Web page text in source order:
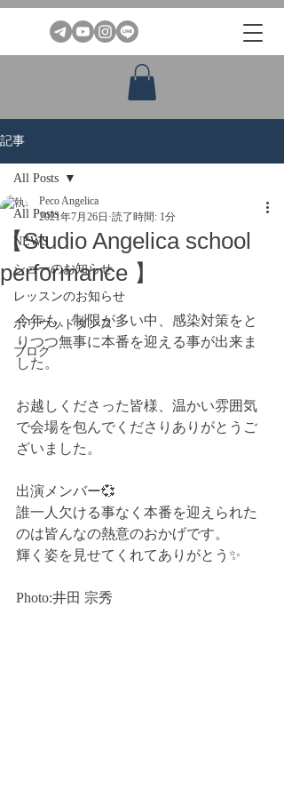
記事
All Posts
NEWS
ショーのお知らせ
レッスンのお知らせ
ボリウッドダンス
ブログ
All Posts
【Studio Angelica school
performance 】
Peco Angelica
2021年7月26日 読了時間: 1分
今年も、制限が多い中、感染対策をと
りつつ無事に本番を迎える事が出来ま
した。
お越しくださった皆様、温かい雰囲気
で会場を包んでくださりありがとうご
ざいました。
出演メンバー💞
誰一人欠ける事なく本番を迎えられた
のは皆んなの熱意のおかげです。
輝く姿を見せてくれてありがとう✨
Photo:井田 宗秀